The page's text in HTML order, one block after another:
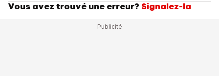
Vous avez trouvé une erreur? Signalez-la